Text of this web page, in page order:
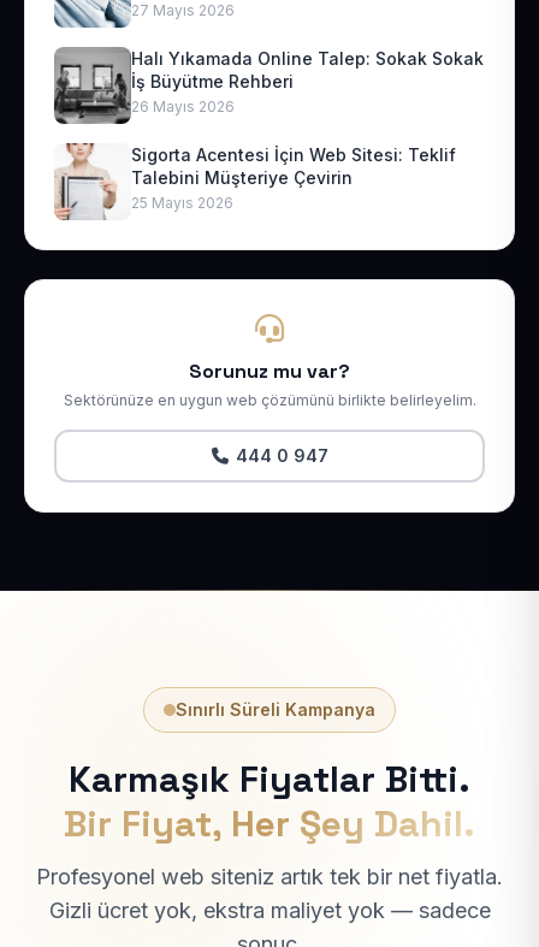
27 Mayıs 2026
Halı Yıkamada Online Talep: Sokak Sokak
İş Büyütme Rehberi
26 Mayıs 2026
Sigorta Acentesi İçin Web Sitesi: Teklif
Talebini Müşteriye Çevirin
25 Mayıs 2026
Sorunuz mu var?
Sektörünüze en uygun web çözümünü birlikte belirleyelim.
444 0 947
Sınırlı Süreli Kampanya
Karmaşık Fiyatlar Bitti.
Bir Fiyat, Her Şey Dahil.
Profesyonel web siteniz artık tek bir net fiyatla.
Gizli ücret yok, ekstra maliyet yok — sadece